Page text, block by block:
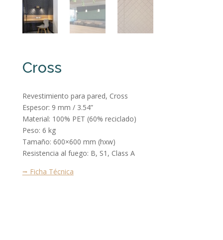
Cross
Revestimiento para pared, Cross
Espesor: 9 mm / 3.54”
Material: 100% PET (60% reciclado)
Peso: 6 kg
Tamaño: 600×600 mm (hxw)
Resistencia al fuego: B, S1, Class A
⭢ Ficha Técnica